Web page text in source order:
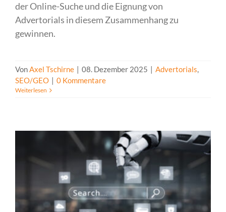
der Online-Suche und die Eignung von
Advertorials in diesem Zusammenhang zu
gewinnen.
VonAxel Tschirne | 08. Dezember 2025 | Advertorials,
SEO/GEO | 0 Kommentare
Weiterlesen